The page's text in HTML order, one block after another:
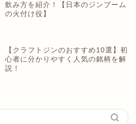
飲み方を紹介！【日本のジンブーム
の火付け役】
【クラフトジンのおすすめ10選】初
心者に分かりやすく人気の銘柄を解
説！